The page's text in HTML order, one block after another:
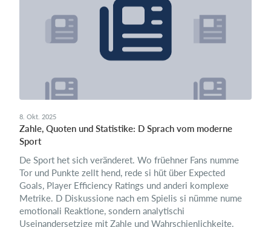
8. Okt. 2025
Zahle, Quoten und Statistike: D Sprach vom moderne
Sport
De Sport het sich veränderet. Wo früehner Fans numme
Tor und Punkte zellt hend, rede si hüt über Expected
Goals, Player Efficiency Ratings und anderi komplexe
Metrike. D Diskussione nach em Spielis si nümme nume
emotionali Reaktione, sondern analytischi
Useinandersetzige mit Zahle und Wahrschienlichkeite.